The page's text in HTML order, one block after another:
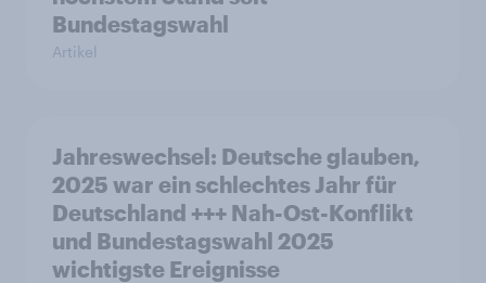
Bundestagswahl
Artikel
Jahreswechsel: Deutsche glauben,
2025 war ein schlechtes Jahr für
Deutschland +++ Nah-Ost-Konflikt
und Bundestagswahl 2025
wichtigste Ereignisse